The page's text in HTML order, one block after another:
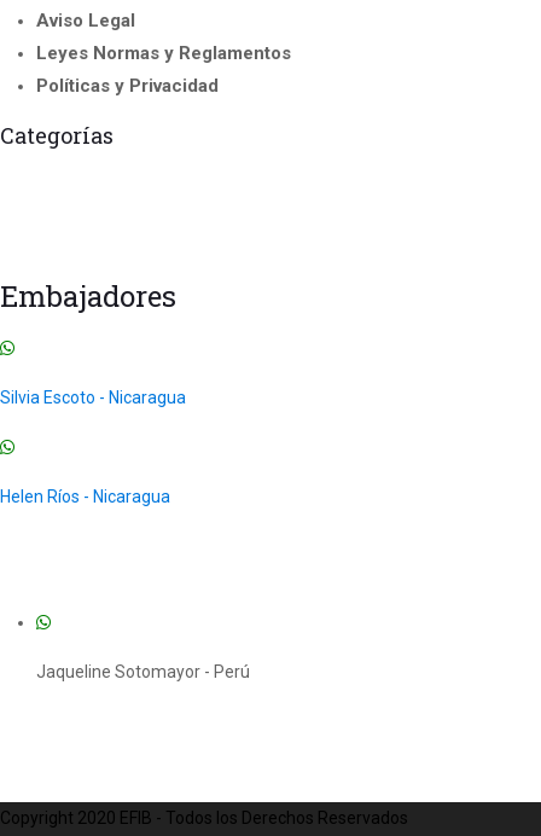
Aviso Legal
Leyes Normas y Reglamentos
Políticas y Privacidad
Categorías
Embajadores
Silvia Escoto - Nicaragua
Helen Ríos - Nicaragua
Jaqueline Sotomayor - Perú
Copyright 2020 EFIB - Todos los Derechos Reservados